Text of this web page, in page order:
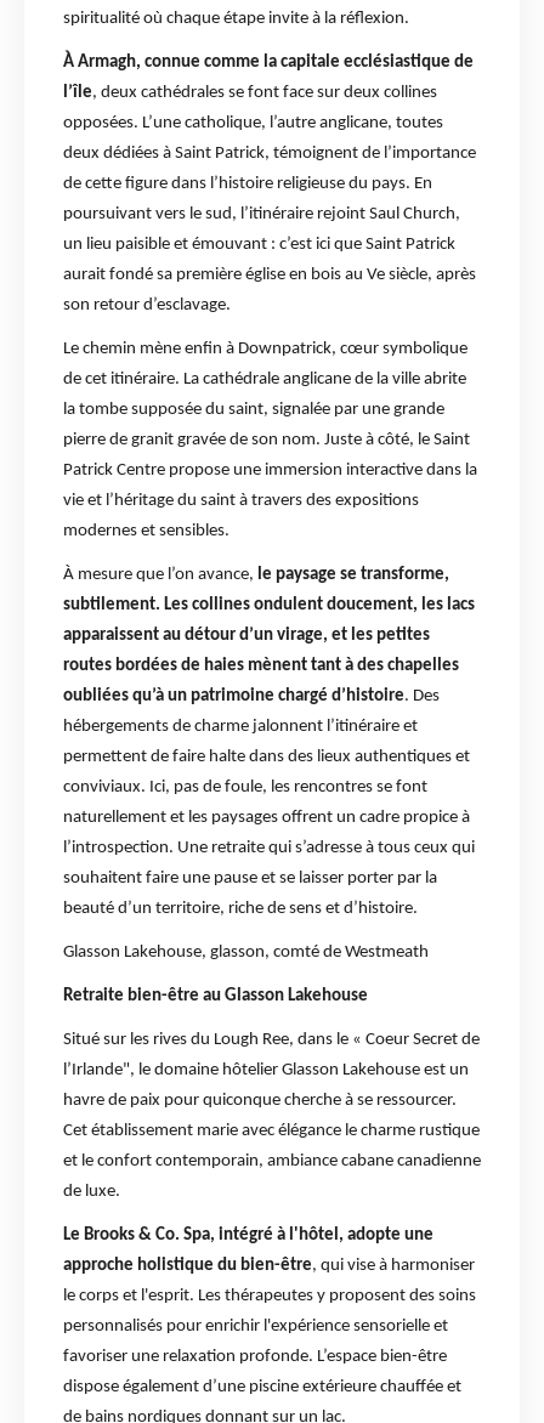
spiritualité où chaque étape invite à la réflexion.
À Armagh, connue comme la capitale ecclésiastique de
l’île, deux cathédrales se font face sur deux collines
opposées. L’une catholique, l’autre anglicane, toutes
deux dédiées à Saint Patrick, témoignent de l’importance
de cette figure dans l’histoire religieuse du pays. En
poursuivant vers le sud, l’itinéraire rejoint Saul Church,
un lieu paisible et émouvant : c’est ici que Saint Patrick
aurait fondé sa première église en bois au Ve siècle, après
son retour d’esclavage.
Le chemin mène enfin à Downpatrick, cœur symbolique
de cet itinéraire. La cathédrale anglicane de la ville abrite
la tombe supposée du saint, signalée par une grande
pierre de granit gravée de son nom. Juste à côté, le Saint
Patrick Centre propose une immersion interactive dans la
vie et l’héritage du saint à travers des expositions
modernes et sensibles.
À mesure que l’on avance, le paysage se transforme,
subtilement. Les collines ondulent doucement, les lacs
apparaissent au détour d’un virage, et les petites
routes bordées de haies mènent tant à des chapelles
oubliées qu’à un patrimoine chargé d’histoire. Des
hébergements de charme jalonnent l’itinéraire et
permettent de faire halte dans des lieux authentiques et
conviviaux. Ici, pas de foule, les rencontres se font
naturellement et les paysages offrent un cadre propice à
l’introspection. Une retraite qui s’adresse à tous ceux qui
souhaitent faire une pause et se laisser porter par la
beauté d’un territoire, riche de sens et d’histoire.
Glasson Lakehouse, glasson, comté de Westmeath
Retraite bien-être au Glasson Lakehouse
Situé sur les rives du Lough Ree, dans le « Coeur Secret de
l’Irlande", le domaine hôtelier Glasson Lakehouse est un
havre de paix pour quiconque cherche à se ressourcer.
Cet établissement marie avec élégance le charme rustique
et le confort contemporain, ambiance cabane canadienne
de luxe.
Le Brooks & Co. Spa, intégré à l'hôtel, adopte une
approche holistique du bien-être, qui vise à harmoniser
le corps et l'esprit. Les thérapeutes y proposent des soins
personnalisés pour enrichir l'expérience sensorielle et
favoriser une relaxation profonde. L’espace bien-être
dispose également d’une piscine extérieure chauffée et
de bains nordiques donnant sur un lac.